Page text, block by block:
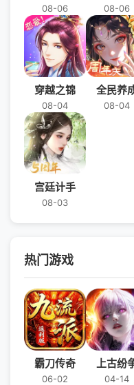
08-06 08-06
穿越之锦
08-04
全民养
08-04
宫廷计手
08-03
热门游戏
霸刀传奇
06-02
上古纷
04-14